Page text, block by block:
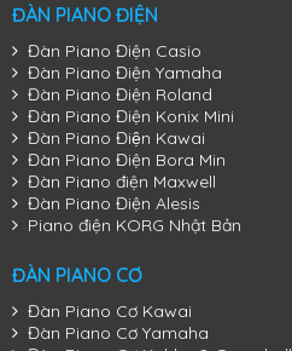
ĐÀN PIANO ĐIỆN
Đàn Piano Điện Casio
Đàn Piano Điện Yamaha
Đàn Piano Điện Roland
Đàn Piano Điện Konix Mini
Đàn Piano Điện Kawai
Đàn Piano Điện Bora Min
Đàn Piano điện Maxwell
Đàn Piano Điện Alesis
Piano điện KORG Nhật Bản
ĐÀN PIANO CƠ
Đàn Piano Cơ Kawai
Đàn Piano Cơ Yamaha